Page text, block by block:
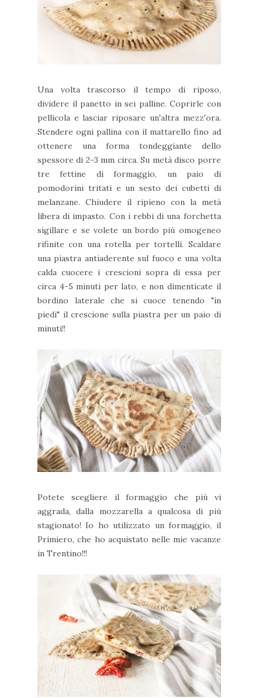
Una volta trascorso il tempo di riposo,
dividere il panetto in sei palline. Coprirle con
pellicola e lasciar riposare un'altra mezz'ora.
Stendere ogni pallina con il mattarello fino ad
ottenere una forma tondeggiante dello
spessore di 2-3 mm circa. Su metà disco porre
tre fettine di formaggio, un paio di
pomodorini tritati e un sesto dei cubetti di
melanzane. Chiudere il ripieno con la metà
libera di impasto. Con i rebbi di una forchetta
sigillare e se volete un bordo più omogeneo
rifinite con una rotella per tortelli. Scaldare
una piastra antiaderente sul fuoco e una volta
calda cuocere i crescioni sopra di essa per
circa 4-5 minuti per lato, e non dimenticate il
bordino laterale che si cuoce tenendo "in
piedi" il crescione sulla piastra per un paio di
minuti!!
Potete scegliere il formaggio che più vi
aggrada, dalla mozzarella a qualcosa di più
stagionato! Io ho utilizzato un formaggio, il
Primiero, che ho acquistato nelle mie vacanze
in Trentino!!!